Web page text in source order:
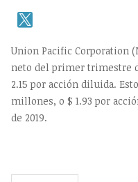
Union Pacific Corporation
neto del primer trimestre
2.15 por acción diluida.
millones, o $ 1.93 por
de 2019.